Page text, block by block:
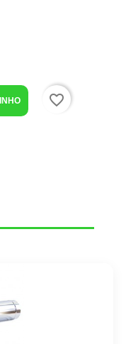
favorite_border